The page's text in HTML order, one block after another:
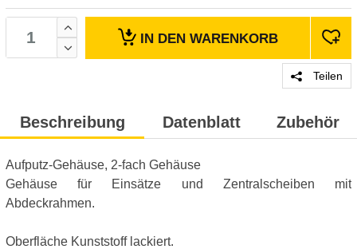
IN DEN WARENKORB
Teilen
Beschreibung Datenblatt Zubehör
Aufputz-Gehäuse, 2-fach Gehäuse
Gehäuse für Einsätze und Zentralscheiben mit
Abdeckrahmen.
Oberfläche Kunststoff lackiert.